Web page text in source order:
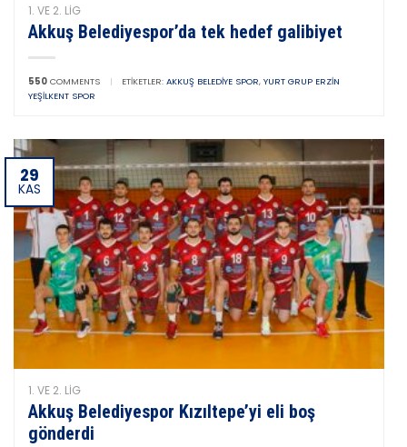
1. VE 2. LIG
Akkuş Belediyespor’da tek hedef galibiyet
550 COMMENTS | ETIKETLER: AKKUŞ BELEDIYE SPOR, YURT GRUP ERZIN
YEŞILKENT SPOR
29
KAS
1. VE 2. LIG
Akkuş Belediyespor Kızıltepe’yi eli boş
gönderdi